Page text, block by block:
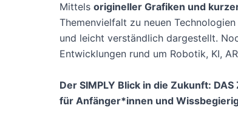
Mittels origineller Grafiken und
Themenvielfalt zu neuen
und leicht verständlich dargestellt.
Entwicklungen rund um Robotik, KI,
Der SIMPLY Blick in die Zukunft:
für Anfänger*innen und